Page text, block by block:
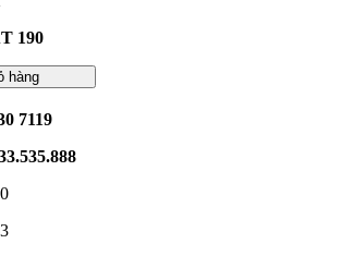
190
hàng
7119